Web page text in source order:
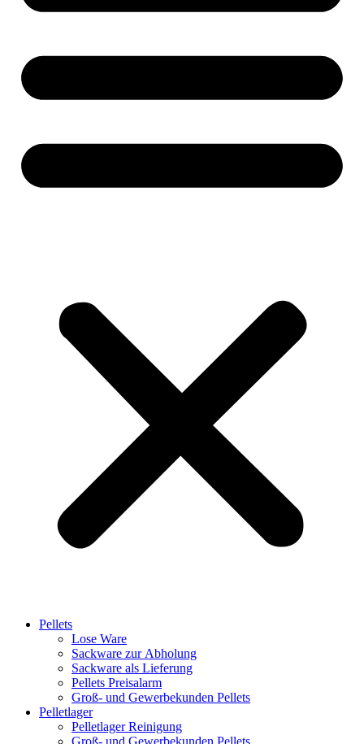
Pellets
Lose Ware
Sackware zur Abholung
Sackware als Lieferung
Pellets Preisalarm
Groß- und Gewerbekunden Pellets
Pelletlager
Pelletlager Reinigung